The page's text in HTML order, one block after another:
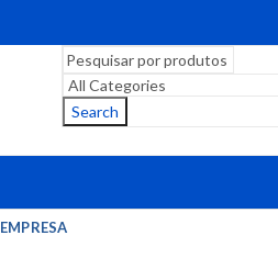
Search
EMPRESA